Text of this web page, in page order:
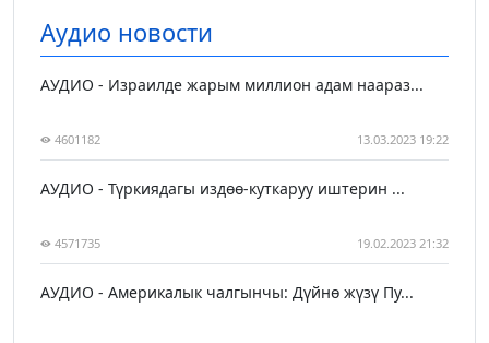
Аудио новости
АУДИО - Израилде жарым миллион адам наараз...
4601182 13.03.2023 19:22
АУДИО - Түркиядагы издөө-куткаруу иштерин ...
4571735 19.02.2023 21:32
АУДИО - Америкалык чалгынчы: Дүйнө жүзү Пу...